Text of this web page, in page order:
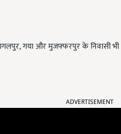
गया और मुजफ्फरपुर के निवासी